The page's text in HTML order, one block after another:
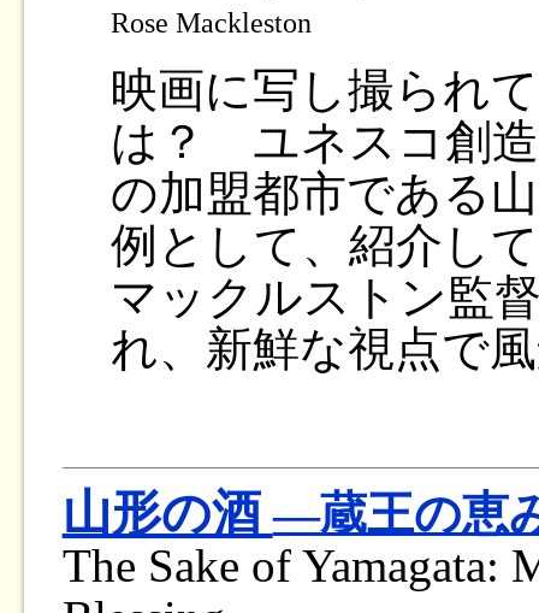
Rose Mackleston
映画に写し撮られ
は？ ユネスコ創造
の加盟都市である
例として、紹介し
マックルストン監
れ、新鮮な視点で
山形の酒―蔵王の恵
The Sake of Yamagata: